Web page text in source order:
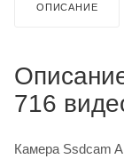
ОПИСАНИЕ
716
Камера Ssdcam